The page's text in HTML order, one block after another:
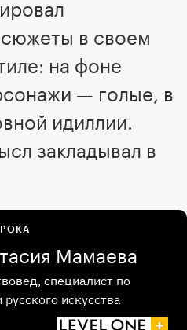
в своем
на фоне
— голые, в
идиллии.
закладывал в
Мамаева
специалист по
русского искусства